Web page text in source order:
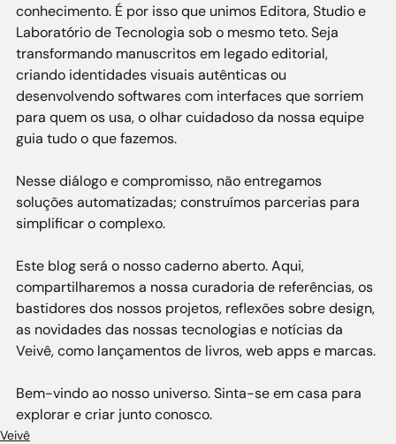
conhecimento. É por isso que unimos Editora, Studio e
Laboratório de Tecnologia sob o mesmo teto. Seja
transformando manuscritos em legado editorial,
criando identidades visuais autênticas ou
desenvolvendo softwares com interfaces que sorriem
para quem os usa, o olhar cuidadoso da nossa equipe
guia tudo o que fazemos.
Nesse diálogo e compromisso, não entregamos
soluções automatizadas; construímos parcerias para
simplificar o complexo.
Este blog será o nosso caderno aberto. Aqui,
compartilharemos a nossa curadoria de referências, os
bastidores dos nossos projetos, reflexões sobre design,
as novidades das nossas tecnologias e notícias da
Veivê, como lançamentos de livros, web apps e marcas.
Bem-vindo ao nosso universo. Sinta-se em casa para
explorar e criar junto conosco.
Veivê